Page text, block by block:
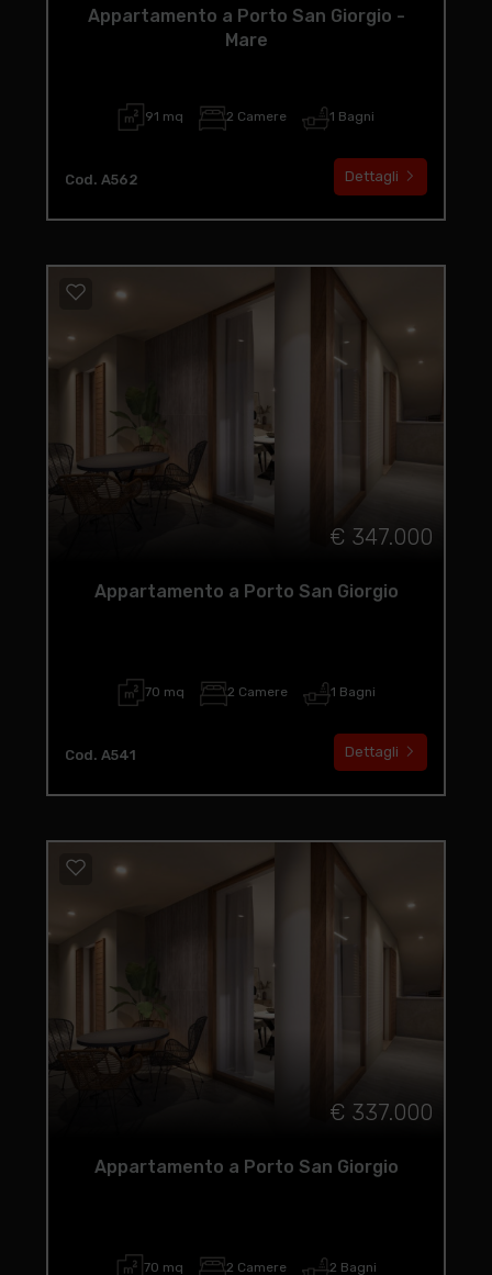
Appartamento a Porto San Giorgio -
Mare
91 mq 2 Camere 1 Bagni
Cod. A562 Dettagli
€ 347.000
Appartamento a Porto San Giorgio
70 mq 2 Camere 1 Bagni
Cod. A541 Dettagli
€ 337.000
Appartamento a Porto San Giorgio
70 mq 2 Camere 2 Bagni